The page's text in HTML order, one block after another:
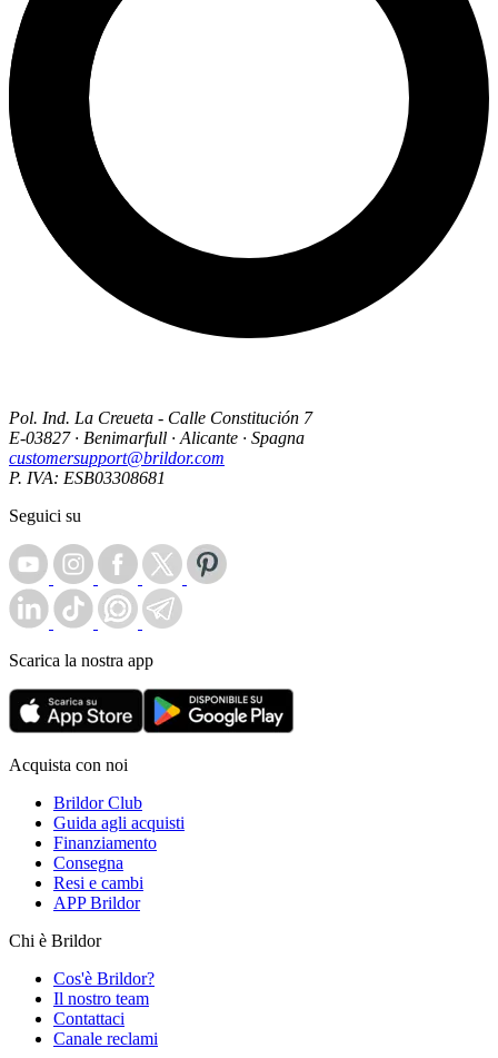
Pol. Ind. La Creueta - Calle Constitución 7
E-03827 · Benimarfull · Alicante · Spagna
customersupport@brildor.com
P. IVA: ESB03308681
Seguici su
Scarica la nostra app
Acquista con noi
Brildor Club
Guida agli acquisti
Finanziamento
Consegna
Resi e cambi
APP Brildor
Chi è Brildor
Cos'è Brildor?
Il nostro team
Contattaci
Canale reclami